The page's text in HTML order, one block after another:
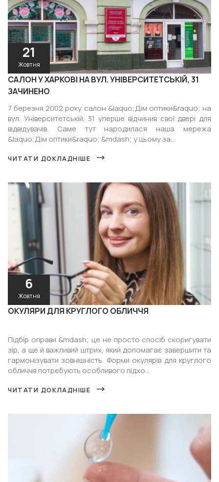
21
Жовтня
САЛОН У ХАРКОВІ НА ВУЛ. УНІВЕРСИТЕТСЬКІЙ, 31
ЗАЧИНЕНО
7 березня 2002 року салон &laquo;Дім оптики&raquo; на
вул. Університетській, 31 уперше відчинив свої двері для
відвідувачів. Саме тут народилася наша мережа
&laquo;Дім оптики&raquo; &mdash; у цьому за...
ЧИТАТИ ДОКЛАДНІШЕ
6
Жовтня
ОКУЛЯРИ ДЛЯ КРУГЛОГО ОБЛИЧЧЯ
Підбір оправи &mdash; це не просто спосіб скоригувати
зір, а ще й важливий штрих, який допомагає завершити та
гармонізувати зовнішність. Форми окулярів для круглого
обличчя потребують особливого підхо...
ЧИТАТИ ДОКЛАДНІШЕ